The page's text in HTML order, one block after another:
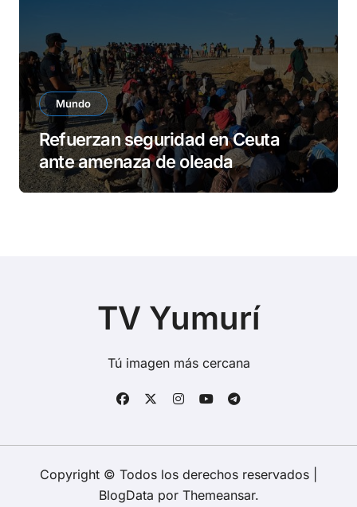
Mundo
Refuerzan seguridad en Ceuta
ante amenaza de oleada
migratoria
TV Yumurí
Tú imagen más cercana
Copyright © Todos los derechos reservados
BlogData por Themeansar.